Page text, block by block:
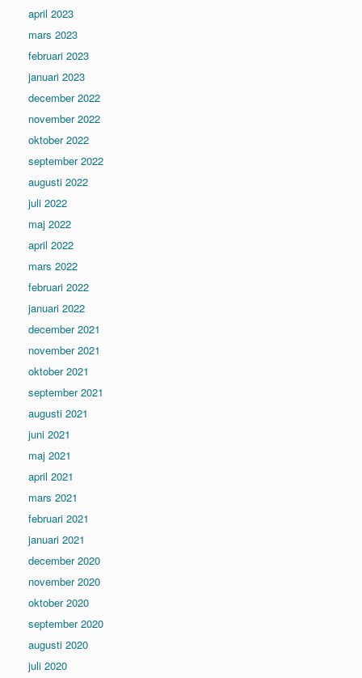
april 2023
mars 2023
februari 2023
januari 2023
december 2022
november 2022
oktober 2022
september 2022
augusti 2022
juli 2022
maj 2022
april 2022
mars 2022
februari 2022
januari 2022
december 2021
november 2021
oktober 2021
september 2021
augusti 2021
juni 2021
maj 2021
april 2021
mars 2021
februari 2021
januari 2021
december 2020
november 2020
oktober 2020
september 2020
augusti 2020
juli 2020